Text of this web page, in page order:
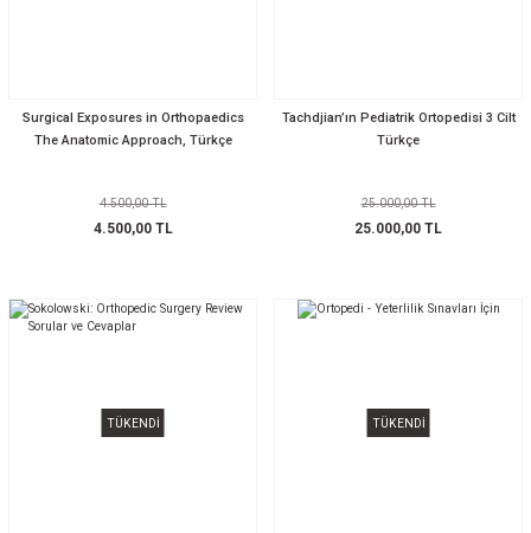
Surgical Exposures in Orthopaedics
The Anatomic Approach, Türkçe
4.500,00 TL
4.500,00 TL
Tachdjian’ın Pediatrik Ortopedisi 3 Cilt
Türkçe
25.000,00 TL
25.000,00 TL
TÜKENDİ TÜKENDİ